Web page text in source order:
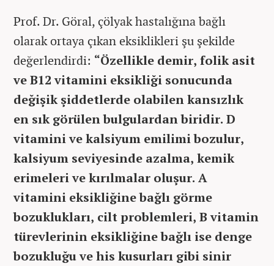
Prof. Dr. Göral, çölyak hastalığına bağlı
olarak ortaya çıkan eksiklikleri şu şekilde
değerlendirdi: “Özellikle demir, folik asit
ve B12 vitamini eksikliği sonucunda
değişik şiddetlerde olabilen kansızlık
en sık görülen bulgulardan biridir. D
vitamini ve kalsiyum emilimi bozulur,
kalsiyum seviyesinde azalma, kemik
erimeleri ve kırılmalar oluşur. A
vitamini eksikliğine bağlı görme
bozuklukları, cilt problemleri, B vitamin
türevlerinin eksikliğine bağlı ise denge
bozukluğu ve his kusurları gibi sinir